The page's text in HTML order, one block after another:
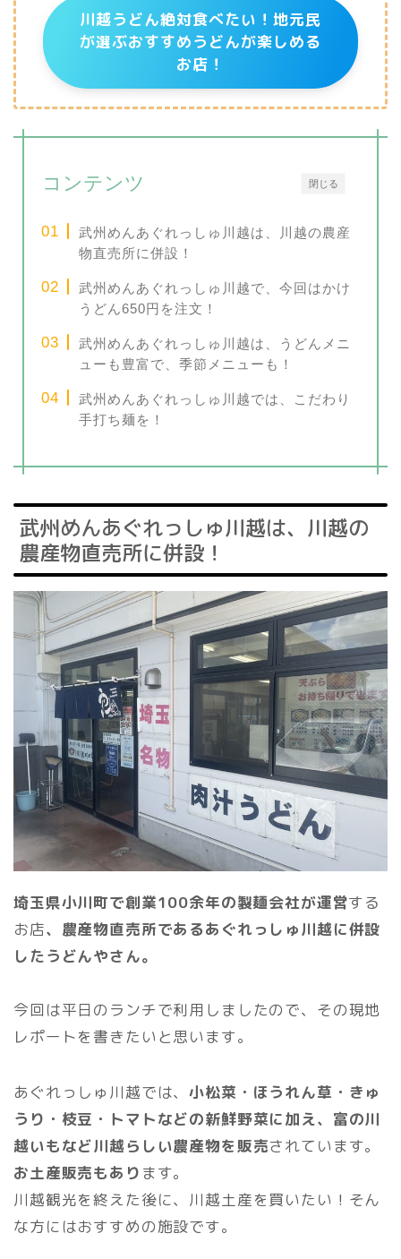
川越うどん絶対食べたい！地元民
が選ぶおすすめうどんが楽しめる
お店！
閉じる
コンテンツ
武州めんあぐれっしゅ川越は、川越の農産
物直売所に併設！
武州めんあぐれっしゅ川越で、今回はかけ
うどん650円を注文！
武州めんあぐれっしゅ川越は、うどんメニ
ューも豊富で、季節メニューも！
武州めんあぐれっしゅ川越では、こだわり
手打ち麺を！
武州めんあぐれっしゅ川越は、川越の
農産物直売所に併設！
埼玉県小川町で創業100余年の製麺会社が運営する
お店、農産物直売所であるあぐれっしゅ川越に併設
したうどんやさん。
今回は平日のランチで利用しましたので、その現地
レポートを書きたいと思います。
あぐれっしゅ川越では、小松菜・ほうれん草・きゅ
うり・枝豆・トマトなどの新鮮野菜に加え、富の川
越いもなど川越らしい農産物を販売されています。
お土産販売もあり ます。
川越観光を終えた後に、川越土産を買いたい！そん
な方にはおすすめの施設です。